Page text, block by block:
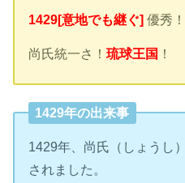
1429[意地でも継ぐ] 優秀
尚氏統一さ！琉球王国 ！
1429年の出来事
1429年、尚氏（しょうし
されました。